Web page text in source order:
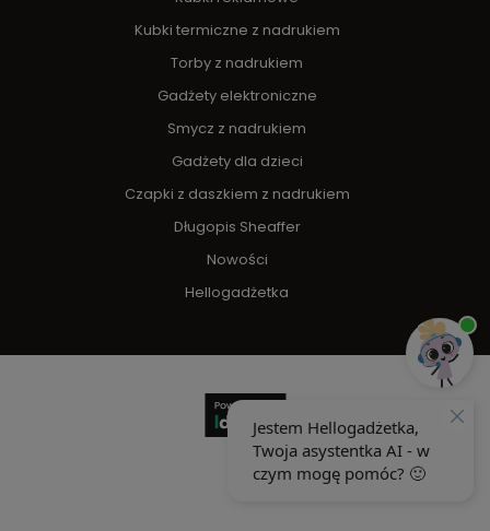
Kubki termiczne z nadrukiem
Torby z nadrukiem
Gadżety elektroniczne
Smycz z nadrukiem
Gadżety dla dzieci
Czapki z daszkiem z nadrukiem
Długopis Sheaffer
Nowości
Hellogadżetka